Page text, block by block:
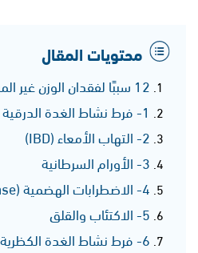
محتويات المقال
12 سببًا لفقدان الوزن غير المبرر
1- فرط نشاط الغدة الدرقية
2- التهاب الأمعاء (IBD)
3- الأورام السرطانية
4- الاضطرابات الهضمية (Celiac Disease)
5- الاكتئاب والقلق
6- فرط نشاط الغدة الكظرية (مرض أديسون)